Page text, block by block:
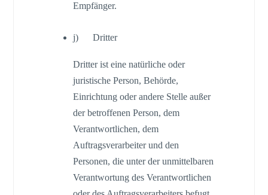
Empfänger.
j) Dritter
Dritter ist eine natürliche oder
juristische Person, Behörde,
Einrichtung oder andere Stelle außer
der betroffenen Person, dem
Verantwortlichen, dem
Auftragsverarbeiter und den
Personen, die unter der unmittelbaren
Verantwortung des Verantwortlichen